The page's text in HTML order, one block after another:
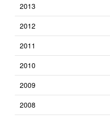
2013
2012
2011
2010
2009
2008